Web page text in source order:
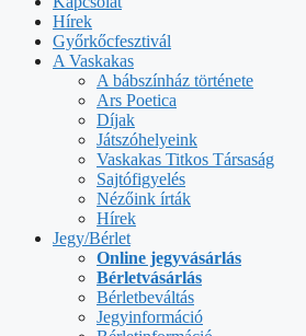
Hírek
Győrkőcfesztivál
A Vaskakas
A bábszínház története
Ars Poetica
Díjak
Játszóhelyeink
Vaskakas Titkos Társaság
Sajtófigyelés
Nézőink írták
Hírek
Jegy/Bérlet
Online jegyvásárlás
Bérletvásárlás
Bérletbeváltás
Jegyinformáció